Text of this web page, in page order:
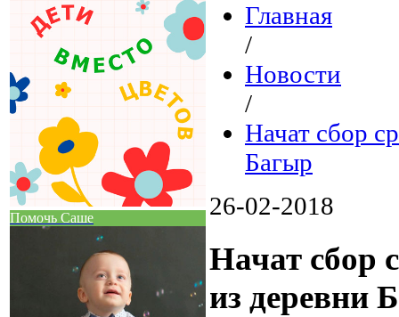
Помочь Саше
Главная
/
Новости
/
Начат сбор
Багыр
26-02-2018
Начат сбор
из деревни